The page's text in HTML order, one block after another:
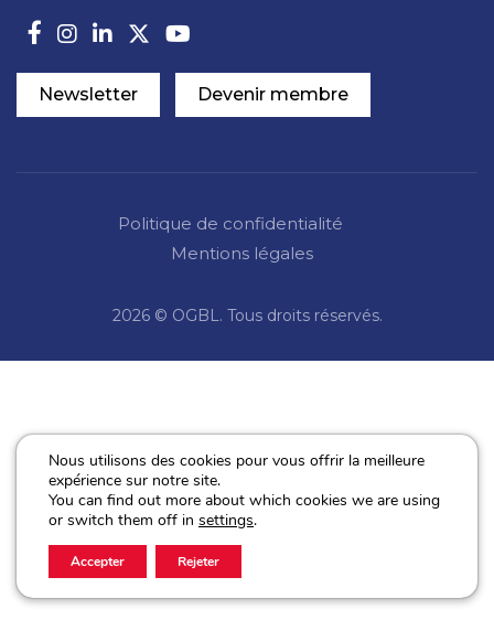
Newsletter Devenir membre
Politique de confidentialité
Mentions légales
2026 © OGBL. Tous droits réservés.
Nous utilisons des cookies pour vous offrir la meilleure
expérience sur notre site.
You can find out more about which cookies we are using
or switch them off in settings.
Accepter Rejeter